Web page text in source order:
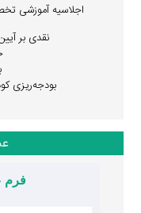
اجلاسیه آموزشی
نقدی بر
بودجه‌ریزی
فرم